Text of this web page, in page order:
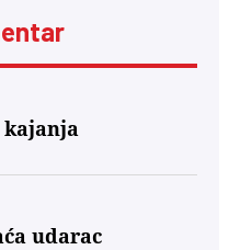
kajanja
udarac